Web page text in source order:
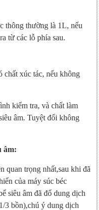
thông thường là 1L, nếu
từ các lỗ phía sau.
xúc tác, nếu không
kiểm tra, và chất làm
âm. Tuyệt đối không
âm:
quan trọng nhất,sau khi đã
của máy súc béc
siêu âm đã đổ dung dịch
3 bồn),chú ý dung dịch